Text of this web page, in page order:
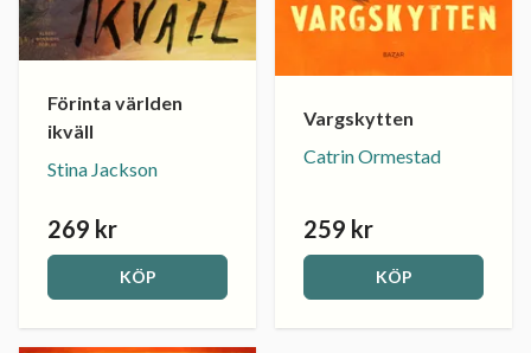
Förinta världen
ikväll
Stina Jackson
269 kr
KÖP
Vargskytten
Catrin Ormestad
259 kr
KÖP